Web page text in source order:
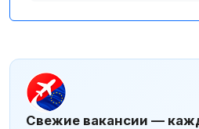
Свежие вакансии —